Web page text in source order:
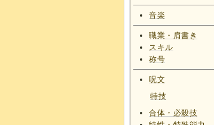
音楽
職業・肩書き
スキル
称号
呪文
特技
合体・必殺技